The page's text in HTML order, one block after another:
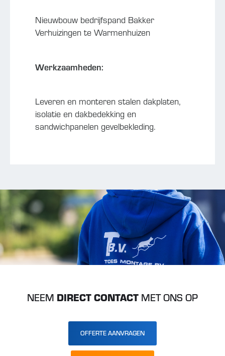
Nieuwbouw bedrijfspand Bakker
Verhuizingen te Warmenhuizen
Werkzaamheden:
Leveren en monteren stalen dakplaten,
isolatie en dakbedekking en
sandwichpanelen gevelbekleding.
NEEM DIRECT CONTACT MET ONS OP
OFFERTE AANVRAGEN